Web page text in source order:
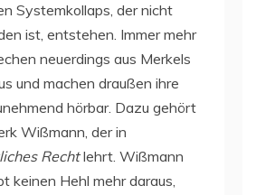
Systemkollaps, der nicht
ist, entstehen. Immer mehr
neuerdings aus Merkels
und machen draußen ihre
hörbar. Dazu gehört
Wißmann, der in
Rechtlehrt. Wißmann
keinen Hehl mehr daraus,